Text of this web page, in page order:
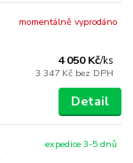
4 050 Kč/ks
3 347 Kč bez DPH
momentálně vyprodáno
Detail
expedice 3-5 dnů